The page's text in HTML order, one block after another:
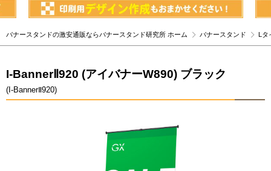
バナースタンドの激安通販ならバナースタンド研究所 ホーム バナースタンド Lタ
I-BannerⅡ920 (アイバナーW890) ブラック
(I-BannerⅡ920)